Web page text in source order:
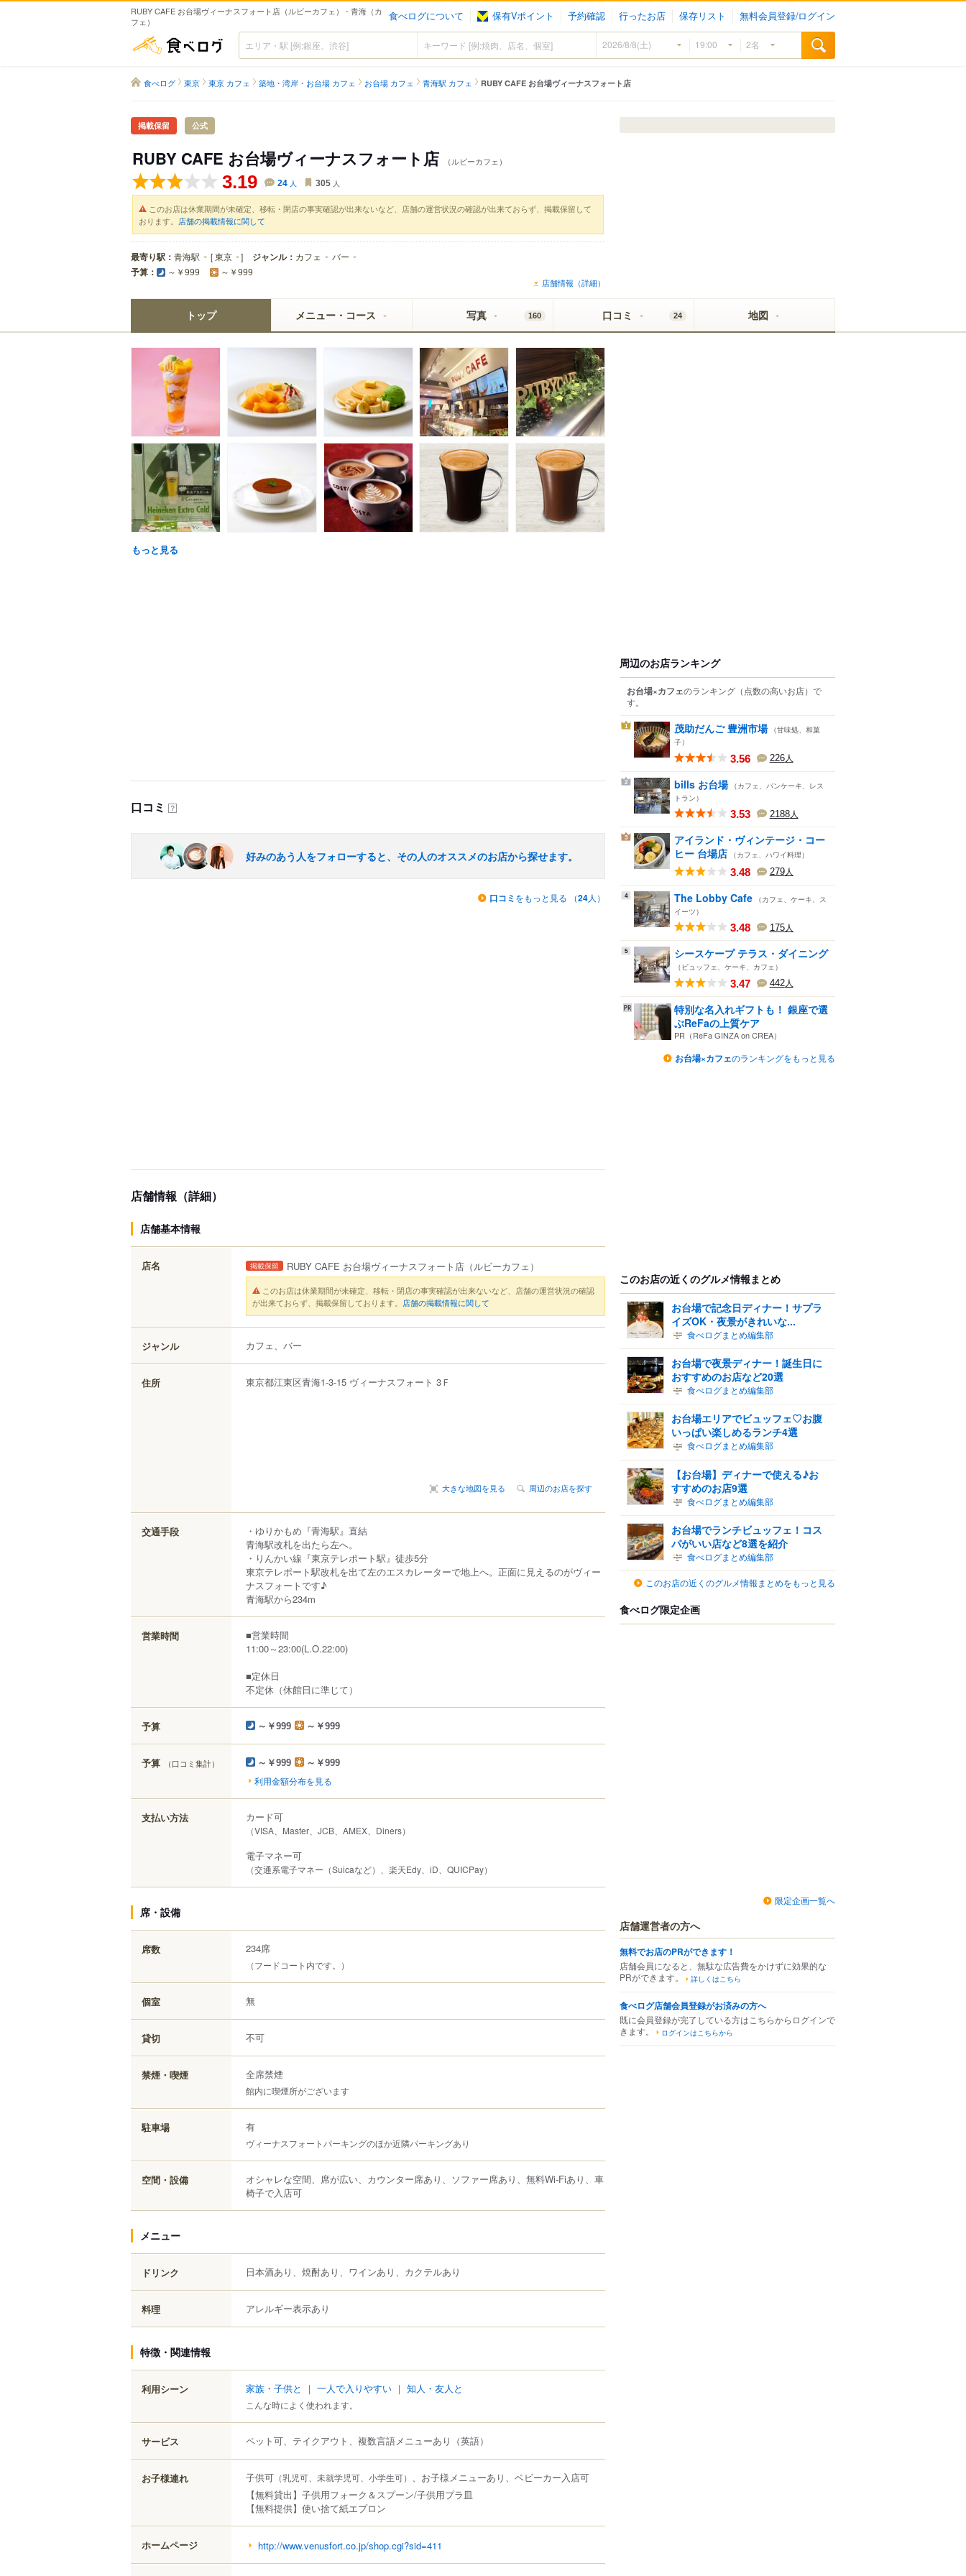
RUBY CAFE お台場ヴィーナスフォート店（ルビーカフェ） - 青海（カ
フェ）
食べログについて 保有Vポイント 予約確認 行ったお店 保存リスト 無料会員登録/ログイン
食べログ
食べログ 東京 東京 カフェ 築地・湾岸・お台場 カフェ お台場 カフェ 青海駅 カフェ RUBY CAFE お台場ヴィーナスフォート店
掲載保留 公式
RUBY CAFE お台場ヴィーナスフォート店 （ルビーカフェ）
3.19 24 人 305 人
このお店は休業期間が未確定、移転・閉店の事実確認が出来ないなど、店舗の運営状況の確認が出来ておらず、掲載保留して
おります。 店舗の掲載情報に関して
最寄り駅： 青海駅 [東京 ] ジャンル： カフェ バー
予算： ～￥999 ～￥999
店舗情報（詳細）
トップ メニュー・コース 写真 160 口コミ 24 地図
もっと見る
口コミ ？
好みのあう人をフォローすると、その人のオススメのお店から探せます。
口コミ をもっと見る （24人）
店舗情報（詳細）
店舗基本情報
店名 掲載保留 RUBY CAFE お台場ヴィーナスフォート店 （ルビーカフェ）
このお店は休業期間が未確定、移転・閉店の事実確認が出来ないなど、店舗の運営状況の確認
が出来ておらず、掲載保留しております。 店舗の掲載情報に関して
ジャンル カフェ、バー
住所 東京都江東区青海1-3-15 ヴィーナスフォート 3Ｆ
大きな地図を見る 周辺のお店を探す
交通手段
・ゆりかもめ『青海駅』直結
青海駅改札を出たら左へ。
・りんかい線『東京テレポート駅』徒歩5分
東京テレポート駅改札を出て左のエスカレーターで地上へ。正面に見えるのがヴィー
ナスフォートです♪
青海駅から234m
営業時間
■営業時間
11:00～23:00(L.O.22:00)
■定休日
不定休（休館日に準じて）
予算 ～￥999 ～￥999
予算 （口コミ集計） ～￥999 ～￥999
利用金額分布を見る
支払い方法 カード可
（VISA、Master、JCB、AMEX、Diners）
電子マネー可
（交通系電子マネー（Suicaなど）、楽天Edy、iD、QUICPay）
席・設備
席数 234席
（フードコート内です。）
個室 無
貸切 不可
禁煙・喫煙 全席禁煙
館内に喫煙所がございます
駐車場 有
ヴィーナスフォートパーキングのほか近隣パーキングあり
空間・設備
オシャレな空間、席が広い、カウンター席あり、ソファー席あり、無料Wi-Fiあり、車
椅子で入店可
メニュー
ドリンク 日本酒あり、焼酎あり、ワインあり、カクテルあり
料理 アレルギー表示あり
特徴・関連情報
利用シーン 家族・子供と ｜ 一人で入りやすい ｜ 知人・友人と
こんな時によく使われます。
サービス ペット可、テイクアウト、複数言語メニューあり（英語）
お子様連れ 子供可 （乳児可、未就学児可、小学生可） 、お子様メニューあり、ベビーカー入店可
【無料貸出】子供用フォーク＆スプーン/子供用プラ皿
【無料提供】使い捨て紙エプロン
ホームページ http://www.venusfort.co.jp/shop.cgi?sid=411
周辺のお店ランキング
お台場×カフェのランキング （点数の高いお店） で
す。
1 茂助だんご 豊洲市場 （甘味処、和菓
子）
3.56 226人
2 bills お台場 （カフェ、パンケーキ、レス
トラン）
3.53 2188人
3
アイランド・ヴィンテージ・コー
ヒー 台場店 （カフェ、ハワイ料理）
3.48 279人
4 The Lobby Cafe （カフェ、ケーキ、ス
イーツ）
3.48 175人
5 シースケープ テラス・ダイニング
（ビュッフェ、ケーキ、カフェ）
3.47 442人
特別な名入れギフトも！ 銀座で選
ぶReFaの上質ケア
PR（ReFa GINZA on CREA）
お台場×カフェのランキングをもっと見る
このお店の近くのグルメ情報まとめ
お台場で記念日ディナー！サプラ
イズOK・夜景がきれいな...
食べログまとめ編集部
お台場で夜景ディナー！誕生日に
おすすめのお店など20選
食べログまとめ編集部
お台場エリアでビュッフェ♡お腹
いっぱい楽しめるランチ4選
食べログまとめ編集部
【お台場】ディナーで使える♪お
すすめのお店9選
食べログまとめ編集部
お台場でランチビュッフェ！コス
パがいい店など8選を紹介
食べログまとめ編集部
このお店の近くのグルメ情報まとめをもっと見る
食べログ限定企画
限定企画一覧へ
店舗運営者の方へ
無料でお店のPRができます！
店舗会員になると、無駄な広告費をかけずに効果的な
PRができます。
詳しくはこちら
食べログ店舗会員登録がお済みの方へ
既に会員登録が完了している方はこちらからログインで
きます。
ログインはこちらから